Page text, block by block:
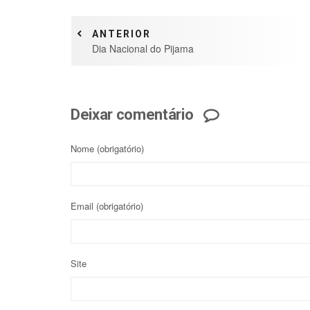
ANTERIOR
Dia Nacional do Pijama
Deixar comentário
Nome (obrigatório)
Email (obrigatório)
Site